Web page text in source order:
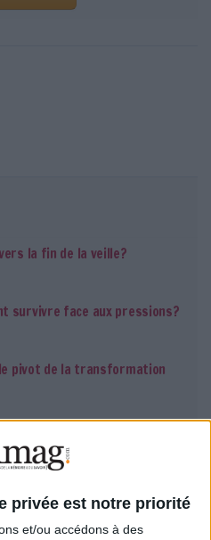
privée est notre priorité
et/ou accédons à des
la fin de la veille?
survivre face aux pressions?
pivot de la transformation
et retours d’expérience
: enjeux, méthodes et